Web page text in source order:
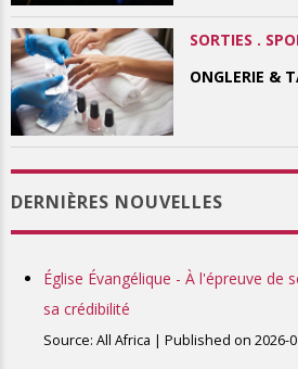
SORTIES .
ONGLERIE &
DERNIÈRES NOUVELLES
Église Évangélique - À l'épreuve de
sa crédibilité
Source: All Africa Published on 2026-